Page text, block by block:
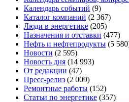
Календарь событий (9)
Каталог компаний (2 367)
Люди в энергетике (205)
Назначения и отставки (477)
Нефть и нефтепродукты (5
Новости (2 595)
Новость дня (14 993)
От редакции (47)
Пресс-релиз (2 009)
Ремонтные работы (152)
Статьи по энергетике (357)